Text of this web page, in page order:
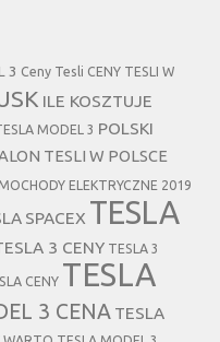
3 Ceny Tesli CENY TESLI W
ILE KOSZTUJE
MODEL 3 POLSKI
TESLI W POLSCE
ELEKTRYCZNE 2019
SPACEX TESLA
3 CENY TESLA 3
CENY TESLA
3 CENA TESLA